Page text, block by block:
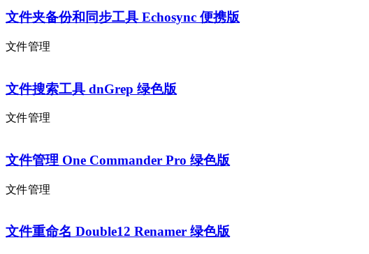
文件夹备份和同步工具 Echosync 便携版
文件管理
文件搜索工具 dnGrep 绿色版
文件管理
文件管理 One Commander Pro 绿色版
文件管理
文件重命名 Double12 Renamer 绿色版